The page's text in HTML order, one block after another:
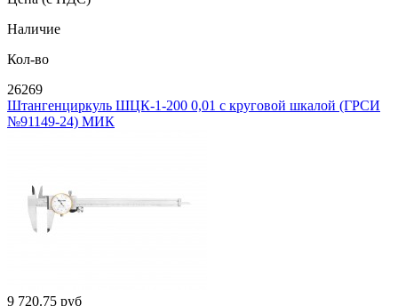
Наличие
Кол-во
26269
Штангенциркуль ШЦК-1-200 0,01 с круговой шкалой (ГРСИ
№91149-24) МИК
9 720.75 руб